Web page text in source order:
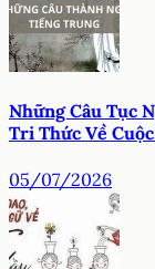
Những Câu Tục
Tri Thức Về
05/07/2026